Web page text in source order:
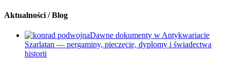
Aktualności / Blog
Dawne dokumenty w Antykwariacie
Szarlatan — pergaminy, pieczęcie, dyplomy i świadectwa
historii